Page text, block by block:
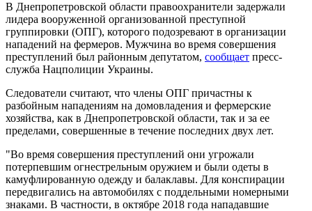
В Днепропетровской области правоохранители задержали
лидера вооруженной организованной преступной
группировки (ОПГ), которого подозревают в организации
нападений на фермеров. Мужчина во время совершения
преступлений был районным депутатом, сообщает пресс-
служба Нацполиции Украины.
Следователи считают, что члены ОПГ причастны к
разбойным нападениям на домовладения и фермерские
хозяйства, как в Днепропетровской области, так и за ее
пределами, совершенные в течение последних двух лет.
"Во время совершения преступлений они угрожали
потерпевшим огнестрельным оружием и были одеты в
камуфлированную одежду и балаклавы. Для конспирации
передвигались на автомобилях с поддельными номерными
знаками. В частности, в октябре 2018 года нападавшие